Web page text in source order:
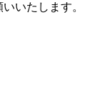
いたします。